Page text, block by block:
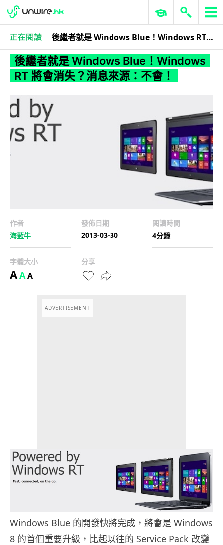
後繼者就是 Windows Blue！Windows RT 將會消失？消息來源：不會！
作者忘記分類
後繼者就是 Windows Blue！Windows
RT 將會消失？消息來源：不會！
作者
海藍牛
發佈日期
2013-03-30
閱讀時間
4分鐘
字體大小
AAA
分享
ADVERTISEMENT
Windows Blue 的開發快將完成，將會是 Windows
8 的首個重要升級，比起以往的 Service Pack 改變